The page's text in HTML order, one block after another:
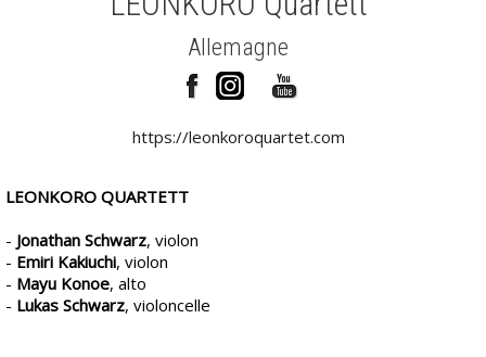
Allemagne
https://leonkoroquartet.com
LEONKORO QUARTETT
- Jonathan Schwarz, violon
- Emiri Kakiuchi, violon
- Mayu Konoe, alto
- Lukas Schwarz, violoncelle